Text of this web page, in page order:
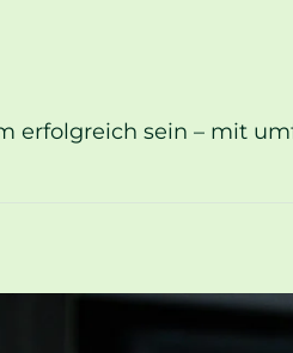
erfolgreich sein – mit